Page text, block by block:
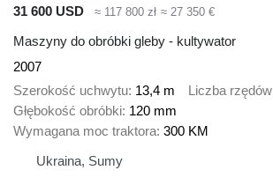
31 600 USD
≈ 117 800 zł ≈ 27 350 €
Maszyny do obróbki gleby - kultywator
2007
Szerokość uchwytu 13,4 m Liczba rzędów
Głębokość obróbki 120 mm
Wymagana moc traktora 300 KM
Ukraina, Sumy